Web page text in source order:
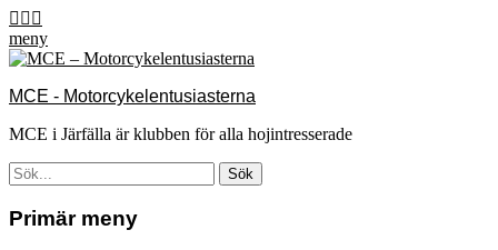
Hoppa
till
innehåll
Facebook
Email
meny
MCE - Motorcykelentusiasterna
MCE i Järfälla är klubben för alla hojintresserade
Sök
efter:
[label]
Primär meny